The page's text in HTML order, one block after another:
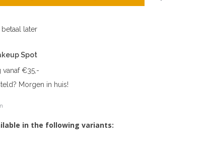
later
Spot
vanaf €35,-
Morgen in huis!
in the following variants: